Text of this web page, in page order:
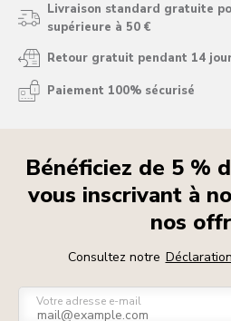
Livraison standard gratuite
supérieure à 50 €
Retour gratuit pendant 14
Paiement 100% sécurisé
Bénéficiez de 5 %
vous inscrivant à
nos
Consultez notre
Votre adresse e-mail